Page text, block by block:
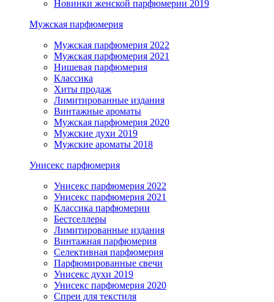
Новинки женской парфюмерии 2019
Мужская парфюмерия
Мужская парфюмерия 2022
Мужская парфюмерия 2021
Нишевая парфюмерия
Классика
Хиты продаж
Лимитированные издания
Винтажные ароматы
Мужская парфюмерия 2020
Мужские духи 2019
Мужские ароматы 2018
Унисекс парфюмерия
Унисекс парфюмерия 2022
Унисекс парфюмерия 2021
Классика парфюмерии
Бестселлеры
Лимитированные издания
Винтажная парфюмерия
Селективная парфюмерия
Парфюмированные свечи
Унисекс духи 2019
Унисекс парфюмерия 2020
Спреи для текстиля